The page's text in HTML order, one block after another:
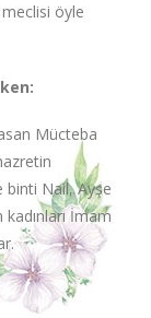
öyle
Mücteba
binti Nail, Ayşe
İmam